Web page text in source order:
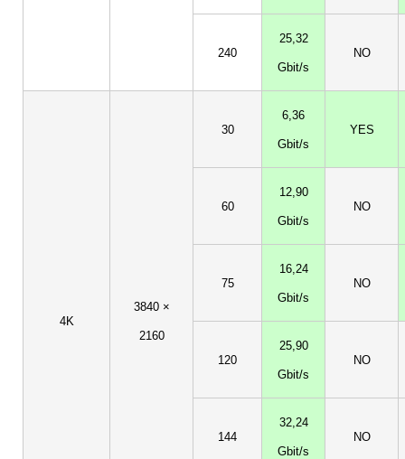
240
25,32
Gbit/s
NO
4K
3840 ×
2160
30
6,36
Gbit/s
YES
60
12,90
Gbit/s
NO
75
16,24
Gbit/s
NO
120
25,90
Gbit/s
NO
144
32,24
Gbit/s
NO